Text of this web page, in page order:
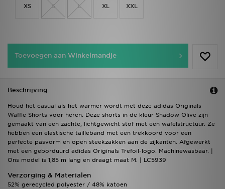
XS S L XL XXL
Toevoegen aan Winkelmandje
Beschrijving
Houd het casual als het warmer wordt met deze adidas Originals
Waffle Shorts voor heren. Deze shorts in de kleur Shadow Olive zijn
gemaakt van een zachte, lichtgewicht stof met een wafelstructuur. Ze
hebben een elastische tailleband met een trekkoord voor een
perfecte pasvorm en open steekzakken aan de zijkanten. Afgewerkt
met een geborduurd adidas Originals Trefoil-logo. Machinewasbaar. |
Ons model is 1,85 m lang en draagt maat M. | LC5939
Verzorging & Materialen
52% gerecycled polyester / 48% katoen